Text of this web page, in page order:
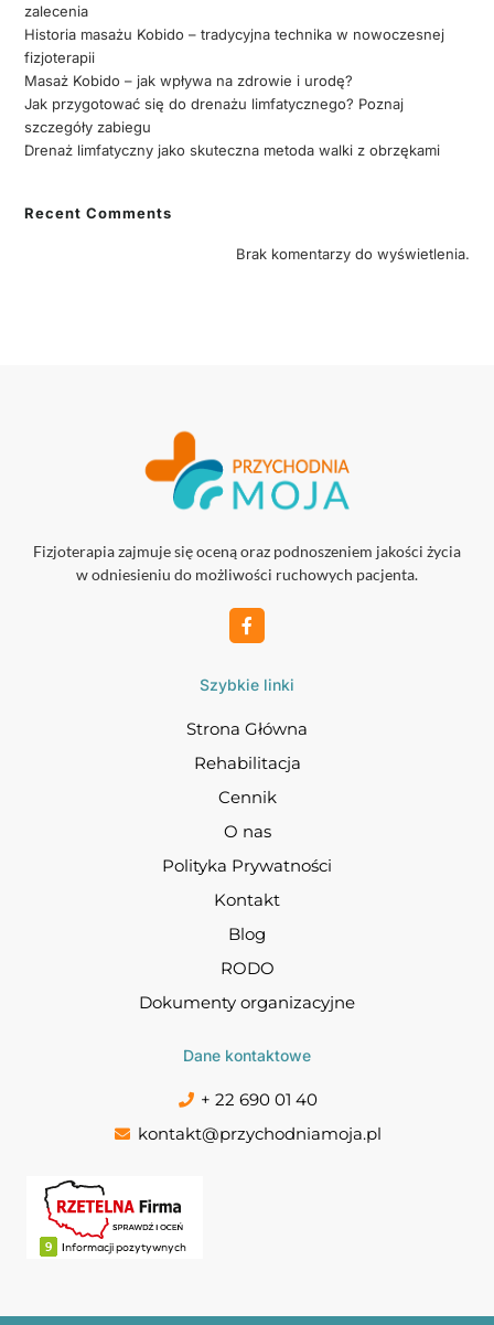
zalecenia
Historia masażu Kobido – tradycyjna technika w nowoczesnej
fizjoterapii
Masaż Kobido – jak wpływa na zdrowie i urodę?
Jak przygotować się do drenażu limfatycznego? Poznaj
szczegóły zabiegu
Drenaż limfatyczny jako skuteczna metoda walki z obrzękami
Recent Comments
Brak komentarzy do wyświetlenia.
Fizjoterapia zajmuje się oceną oraz podnoszeniem jakości życia
w odniesieniu do możliwości ruchowych pacjenta.
Szybkie linki
Strona Główna
Rehabilitacja
Cennik
O nas
Polityka Prywatności
Kontakt
Blog
RODO
Dokumenty organizacyjne
Dane kontaktowe
+ 22 690 01 40
kontakt@przychodniamoja.pl